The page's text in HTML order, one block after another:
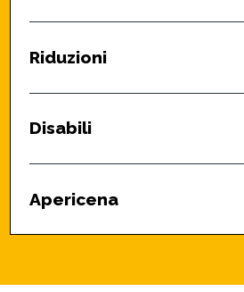
Riduzioni
Disabili
Apericena